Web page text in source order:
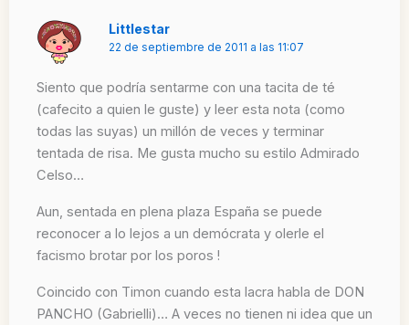
Littlestar
22 de septiembre de 2011 a las 11:07
Siento que podría sentarme con una tacita de té
(cafecito a quien le guste) y leer esta nota (como
todas las suyas) un millón de veces y terminar
tentada de risa. Me gusta mucho su estilo Admirado
Celso…
Aun, sentada en plena plaza España se puede
reconocer a lo lejos a un demócrata y olerle el
facismo brotar por los poros !
Coincido con Timon cuando esta lacra habla de DON
PANCHO (Gabrielli)… A veces no tienen ni idea que un